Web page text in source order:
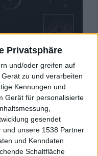
Privatsphäre
und/oder greifen auf
zu und verarbeiten
Kennungen und
Gerät für personalisierte
gesendet
und unsere 1538 Partner
und Kenndaten
Schaltfläche
Keine Wertung
9